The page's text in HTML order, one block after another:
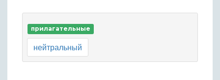
прилагательные
нейтральный